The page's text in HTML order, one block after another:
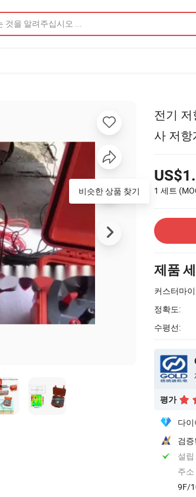
전기
사 저항
1 세트
제품
커스터마
정확도:
수평선:
평가
다
검
설
주소
9F/
비슷한 상품 찾기